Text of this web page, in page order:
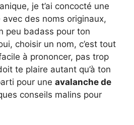
je t’ai concocté une
des noms originaux,
peu badass pour ton
choisir un nom, c’est tout
à prononcer, pas trop
te plaire autant qu’à ton
pour une avalanche de
conseils malins pour